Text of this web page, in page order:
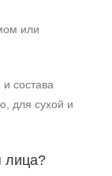
или
состава
для сухой и
лица?